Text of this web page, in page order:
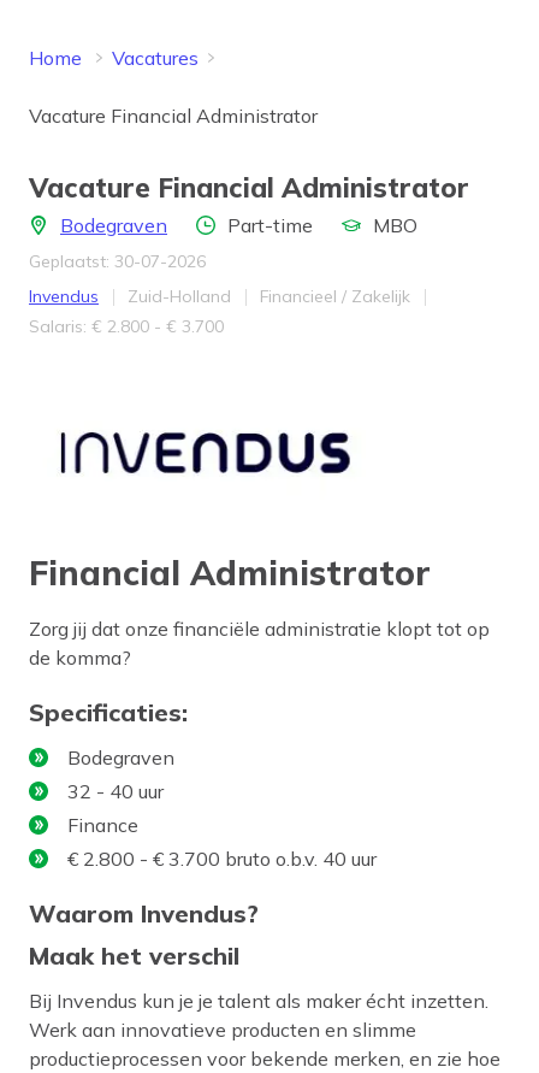
Home Vacatures
Vacature Financial Administrator
Vacature Financial Administrator
LocatieBodegraven Aantal uren
Part-time Opleidingsniveau
MBO
Geplaatst: 30-07-2026
Bedrijf
Invendus Provincie
Zuid-Holland Werkveld
Financieel / Zakelijk
Salaris
Salaris: € 2.800 - € 3.700
Financial Administrator
Zorg jij dat onze financiële administratie klopt tot op
de komma?
Specificaties:
Bodegraven
32 - 40 uur
Finance
€ 2.800 - € 3.700 bruto o.b.v. 40 uur
Waarom Invendus?
Maak het verschil
Bij Invendus kun je je talent als maker écht inzetten.
Werk aan innovatieve producten en slimme
productieprocessen voor bekende merken, en zie hoe